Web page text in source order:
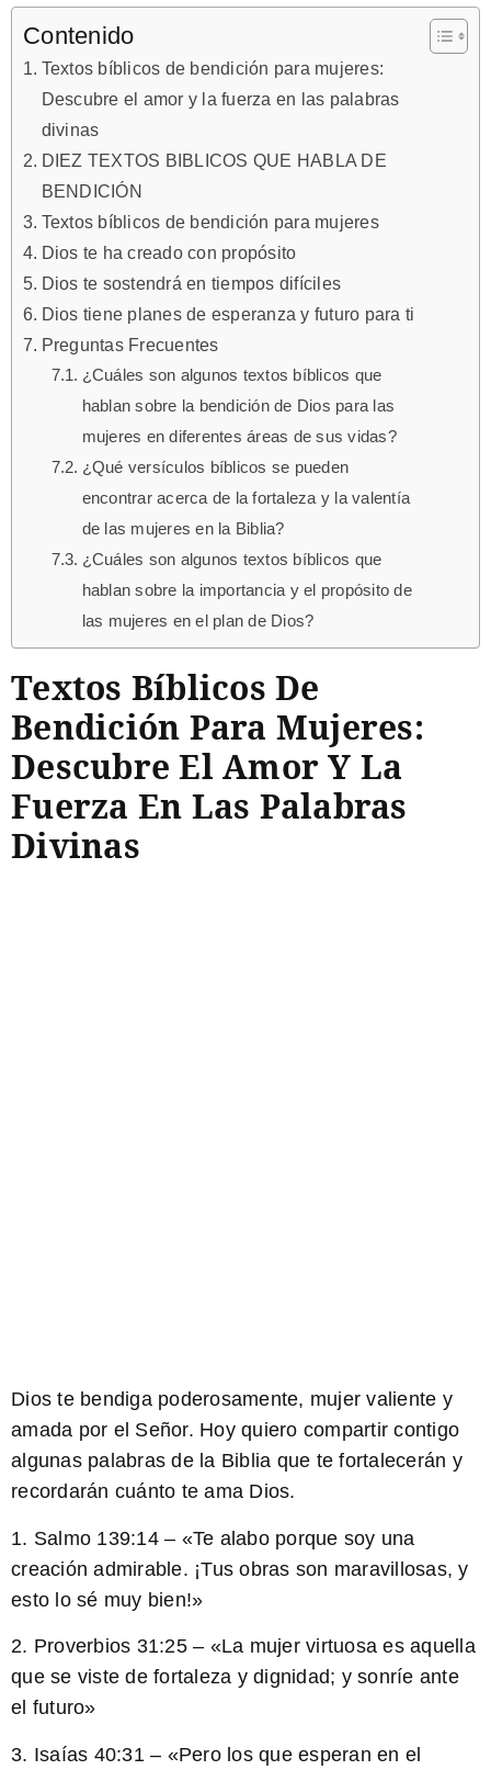
Contenido
Textos bíblicos de bendición para mujeres:
Descubre el amor y la fuerza en las palabras
divinas
DIEZ TEXTOS BIBLICOS QUE HABLA DE
BENDICIÓN
Textos bíblicos de bendición para mujeres
Dios te ha creado con propósito
Dios te sostendrá en tiempos difíciles
Dios tiene planes de esperanza y futuro para ti
Preguntas Frecuentes
¿Cuáles son algunos textos bíblicos que
hablan sobre la bendición de Dios para las
mujeres en diferentes áreas de sus vidas?
¿Qué versículos bíblicos se pueden
encontrar acerca de la fortaleza y la valentía
de las mujeres en la Biblia?
¿Cuáles son algunos textos bíblicos que
hablan sobre la importancia y el propósito de
las mujeres en el plan de Dios?
Textos Bíblicos De
Bendición Para Mujeres:
Descubre El Amor Y La
Fuerza En Las Palabras
Divinas
Dios te bendiga poderosamente, mujer valiente y
amada por el Señor. Hoy quiero compartir contigo
algunas palabras de la Biblia que te fortalecerán y
recordarán cuánto te ama Dios.
1. Salmo 139:14 – «Te alabo porque soy una
creación admirable. ¡Tus obras son maravillosas, y
esto lo sé muy bien!»
2. Proverbios 31:25 – «La mujer virtuosa es aquella
que se viste de fortaleza y dignidad; y sonríe ante
el futuro»
3. Isaías 40:31 – «Pero los que esperan en el